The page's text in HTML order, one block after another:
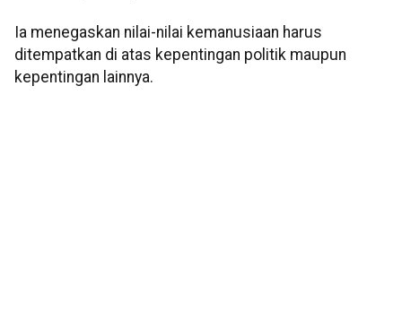
Ia menegaskan nilai-nilai kemanusiaan harus
ditempatkan di atas kepentingan politik maupun
kepentingan lainnya.